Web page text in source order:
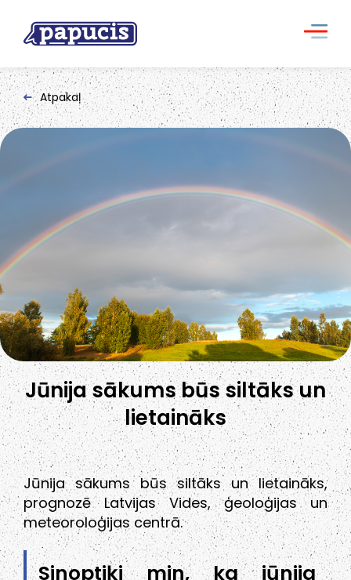
Atpakaļ
Jūnija sākums būs siltāks un
lietaināks
Jūnija sākums būs siltāks un lietaināks,
prognozē Latvijas Vides, ģeoloģijas un
meteoroloģijas centrā.
Sinoptiķi min, ka jūnija